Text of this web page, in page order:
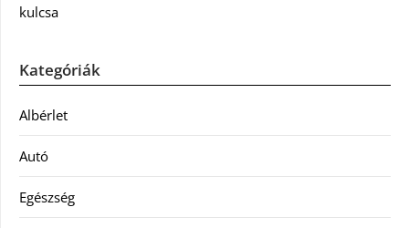
kulcsa
Kategóriák
Albérlet
Autó
Egészség